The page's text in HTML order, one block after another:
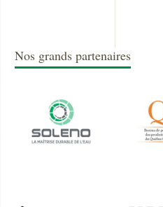
Nos grands partenaires